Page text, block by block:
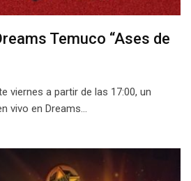
Temuco “Ases de
viernes a partir de las 17:00, un
vivo en Dreams…